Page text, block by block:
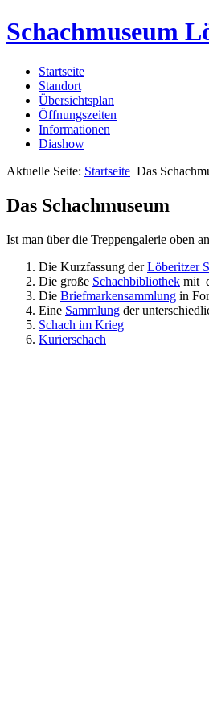
Schachmuseum
Startseite
Standort
Übersichtsplan
Öffnungszeiten
Informationen
Diashow
Aktuelle Seite: Startseite Das
Das Schachmuseum
Ist man über die Treppengalerie oben
Die Kurzfassung derLöberitzer
Die große Schachbibliothek mit
Die Briefmarkensammlung in
Eine Sammlung der
Schach im Krieg
Kurierschach